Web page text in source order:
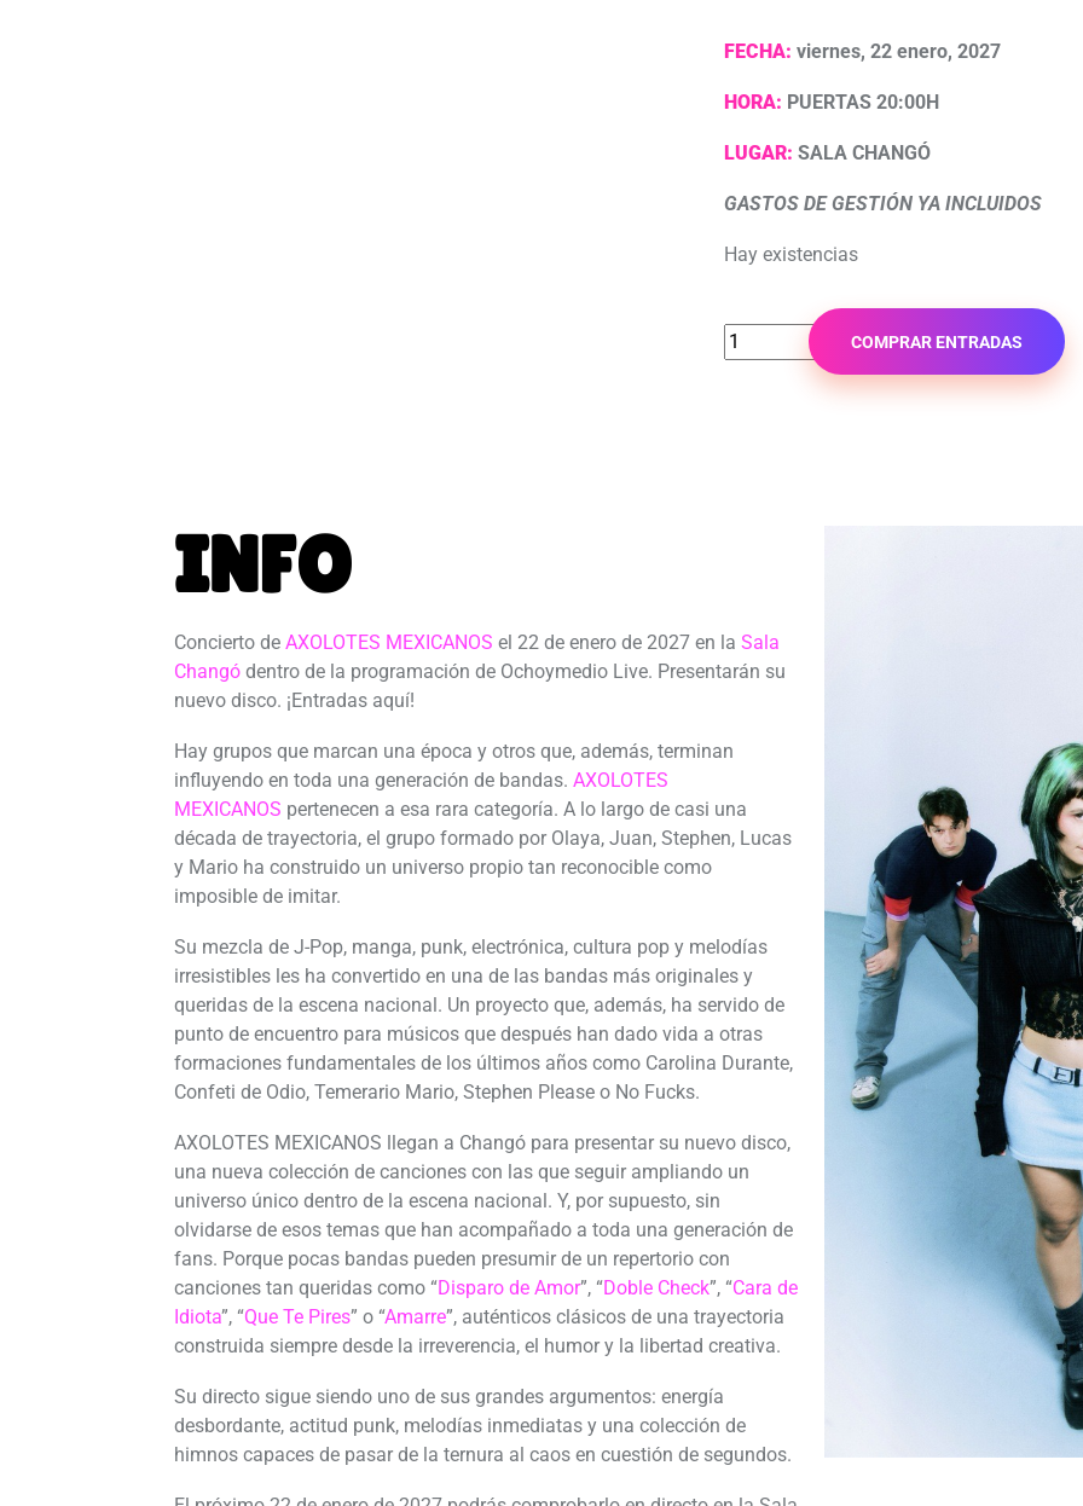
FECHA: viernes, 22 enero, 2027
HORA: PUERTAS 20:00H
LUGAR: SALA CHANGÓ
GASTOS DE GESTIÓN YA INCLUIDOS
Hay existencias
COMPRAR ENTRADAS
INFO
Concierto deAXOLOTES MEXICANOS el 22 de enero de 2027 en laSala
Changó dentro de la programación de Ochoymedio Live. Presentarán su
nuevo disco. ¡Entradas aquí!
Hay grupos que marcan una época y otros que, además, terminan
influyendo en toda una generación de bandas.AXOLOTES
MEXICANOS pertenecen a esa rara categoría. A lo largo de casi una
década de trayectoria, el grupo formado por Olaya, Juan, Stephen, Lucas
y Mario ha construido un universo propio tan reconocible como
imposible de imitar.
Su mezcla de J-Pop, manga, punk, electrónica, cultura pop y melodías
irresistibles les ha convertido en una de las bandas más originales y
queridas de la escena nacional. Un proyecto que, además, ha servido de
punto de encuentro para músicos que después han dado vida a otras
formaciones fundamentales de los últimos años como Carolina Durante,
Confeti de Odio, Temerario Mario, Stephen Please o No Fucks.
AXOLOTES MEXICANOS llegan a Changó para presentar su nuevo disco,
una nueva colección de canciones con las que seguir ampliando un
universo único dentro de la escena nacional. Y, por supuesto, sin
olvidarse de esos temas que han acompañado a toda una generación de
fans. Porque pocas bandas pueden presumir de un repertorio con
canciones tan queridas como “Disparo de Amor”, “Doble Check”, “Cara de
Idiota”, “Que Te Pires” o “Amarre”, auténticos clásicos de una trayectoria
construida siempre desde la irreverencia, el humor y la libertad creativa.
Su directo sigue siendo uno de sus grandes argumentos: energía
desbordante, actitud punk, melodías inmediatas y una colección de
himnos capaces de pasar de la ternura al caos en cuestión de segundos.